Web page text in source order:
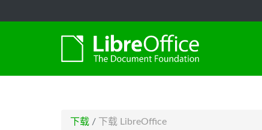
下载 / 下载 LibreOffice